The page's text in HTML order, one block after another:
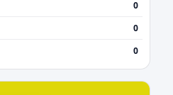
0
0
0